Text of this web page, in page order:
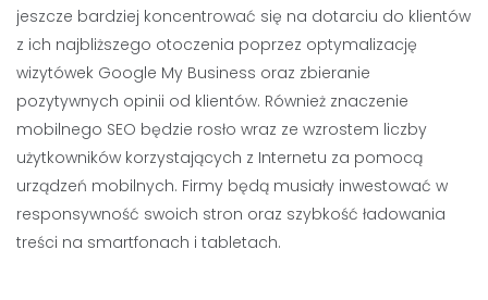
jeszcze bardziej koncentrować się na dotarciu do klientów
z ich najbliższego otoczenia poprzez optymalizację
wizytówek Google My Business oraz zbieranie
pozytywnych opinii od klientów. Również znaczenie
mobilnego SEO będzie rosło wraz ze wzrostem liczby
użytkowników korzystających z Internetu za pomocą
urządzeń mobilnych. Firmy będą musiały inwestować w
responsywność swoich stron oraz szybkość ładowania
treści na smartfonach i tabletach.